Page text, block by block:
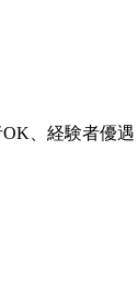
、経験者優遇